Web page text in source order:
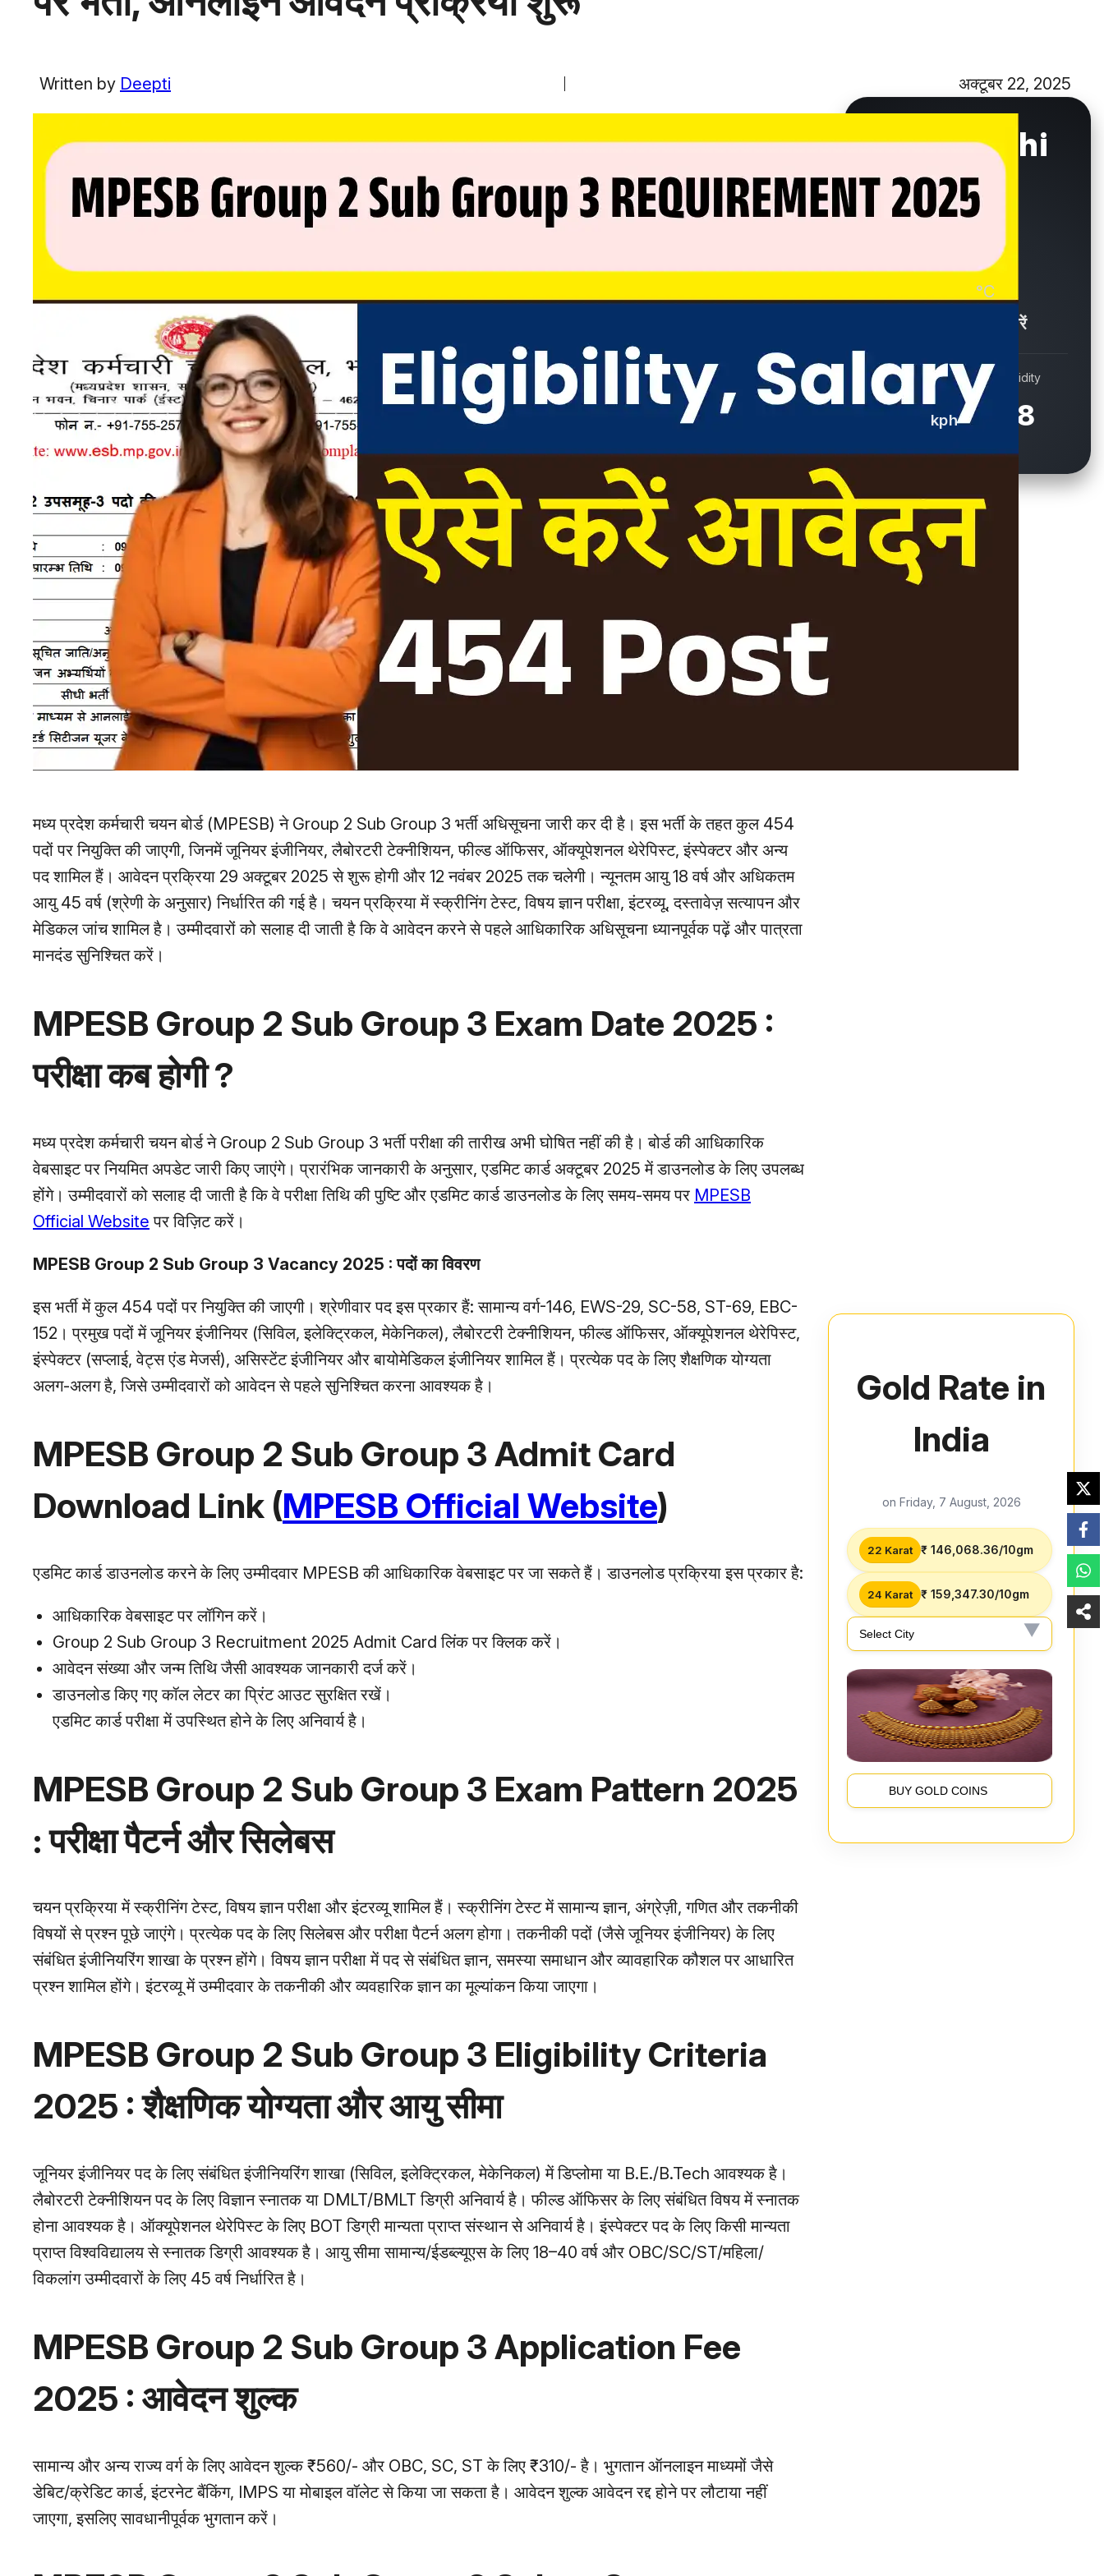
Written by Deepti अक्टूबर 22, 2025
मध्य प्रदेश कर्मचारी चयन बोर्ड (MPESB) ने Group 2 Sub Group 3 भर्ती अधिसूचना जारी कर दी है। इस भर्ती के तहत कुल 454
पदों पर नियुक्ति की जाएगी, जिनमें जूनियर इंजीनियर, लैबोरटरी टेक्नीशियन, फील्ड ऑफिसर, ऑक्यूपेशनल थेरेपिस्ट, इंस्पेक्टर और अन्य
पद शामिल हैं। आवेदन प्रक्रिया 29 अक्टूबर 2025 से शुरू होगी और 12 नवंबर 2025 तक चलेगी। न्यूनतम आयु 18 वर्ष और अधिकतम
आयु 45 वर्ष (श्रेणी के अनुसार) निर्धारित की गई है। चयन प्रक्रिया में स्क्रीनिंग टेस्ट, विषय ज्ञान परीक्षा, इंटरव्यू, दस्तावेज़ सत्यापन और
मेडिकल जांच शामिल है। उम्मीदवारों को सलाह दी जाती है कि वे आवेदन करने से पहले आधिकारिक अधिसूचना ध्यानपूर्वक पढ़ें और पात्रता
मानदंड सुनिश्चित करें।
MPESB Group 2 Sub Group 3 Exam Date 2025 :
परीक्षा कब होगी ?
मध्य प्रदेश कर्मचारी चयन बोर्ड ने Group 2 Sub Group 3 भर्ती परीक्षा की तारीख अभी घोषित नहीं की है। बोर्ड की आधिकारिक
वेबसाइट पर नियमित अपडेट जारी किए जाएंगे। प्रारंभिक जानकारी के अनुसार, एडमिट कार्ड अक्टूबर 2025 में डाउनलोड के लिए उपलब्ध
होंगे। उम्मीदवारों को सलाह दी जाती है कि वे परीक्षा तिथि की पुष्टि और एडमिट कार्ड डाउनलोड के लिए समय-समय पर MPESB
Official Website पर विज़िट करें।
MPESB Group 2 Sub Group 3 Vacancy 2025 : पदों का विवरण
इस भर्ती में कुल 454 पदों पर नियुक्ति की जाएगी। श्रेणीवार पद इस प्रकार हैं: सामान्य वर्ग-146, EWS-29, SC-58, ST-69, EBC-
152। प्रमुख पदों में जूनियर इंजीनियर (सिविल, इलेक्ट्रिकल, मेकेनिकल), लैबोरटरी टेक्नीशियन, फील्ड ऑफिसर, ऑक्यूपेशनल थेरेपिस्ट,
इंस्पेक्टर (सप्लाई, वेट्स एंड मेजर्स), असिस्टेंट इंजीनियर और बायोमेडिकल इंजीनियर शामिल हैं। प्रत्येक पद के लिए शैक्षणिक योग्यता
अलग-अलग है, जिसे उम्मीदवारों को आवेदन से पहले सुनिश्चित करना आवश्यक है।
MPESB Group 2 Sub Group 3 Admit Card
Download Link (MPESB Official Website)
एडमिट कार्ड डाउनलोड करने के लिए उम्मीदवार MPESB की आधिकारिक वेबसाइट पर जा सकते हैं। डाउनलोड प्रक्रिया इस प्रकार है:
आधिकारिक वेबसाइट पर लॉगिन करें।
Group 2 Sub Group 3 Recruitment 2025 Admit Card लिंक पर क्लिक करें।
आवेदन संख्या और जन्म तिथि जैसी आवश्यक जानकारी दर्ज करें।
डाउनलोड किए गए कॉल लेटर का प्रिंट आउट सुरक्षित रखें।
एडमिट कार्ड परीक्षा में उपस्थित होने के लिए अनिवार्य है।
MPESB Group 2 Sub Group 3 Exam Pattern 2025
: परीक्षा पैटर्न और सिलेबस
चयन प्रक्रिया में स्क्रीनिंग टेस्ट, विषय ज्ञान परीक्षा और इंटरव्यू शामिल हैं। स्क्रीनिंग टेस्ट में सामान्य ज्ञान, अंग्रेज़ी, गणित और तकनीकी
विषयों से प्रश्न पूछे जाएंगे। प्रत्येक पद के लिए सिलेबस और परीक्षा पैटर्न अलग होगा। तकनीकी पदों (जैसे जूनियर इंजीनियर) के लिए
संबंधित इंजीनियरिंग शाखा के प्रश्न होंगे। विषय ज्ञान परीक्षा में पद से संबंधित ज्ञान, समस्या समाधान और व्यावहारिक कौशल पर आधारित
प्रश्न शामिल होंगे। इंटरव्यू में उम्मीदवार के तकनीकी और व्यवहारिक ज्ञान का मूल्यांकन किया जाएगा।
MPESB Group 2 Sub Group 3 Eligibility Criteria
2025 : शैक्षणिक योग्यता और आयु सीमा
जूनियर इंजीनियर पद के लिए संबंधित इंजीनियरिंग शाखा (सिविल, इलेक्ट्रिकल, मेकेनिकल) में डिप्लोमा या B.E./B.Tech आवश्यक है।
लैबोरटरी टेक्नीशियन पद के लिए विज्ञान स्नातक या DMLT/BMLT डिग्री अनिवार्य है। फील्ड ऑफिसर के लिए संबंधित विषय में स्नातक
होना आवश्यक है। ऑक्यूपेशनल थेरेपिस्ट के लिए BOT डिग्री मान्यता प्राप्त संस्थान से अनिवार्य है। इंस्पेक्टर पद के लिए किसी मान्यता
प्राप्त विश्वविद्यालय से स्नातक डिग्री आवश्यक है। आयु सीमा सामान्य/ईडब्ल्यूएस के लिए 18–40 वर्ष और OBC/SC/ST/महिला/
विकलांग उम्मीदवारों के लिए 45 वर्ष निर्धारित है।
MPESB Group 2 Sub Group 3 Application Fee
2025 : आवेदन शुल्क
सामान्य और अन्य राज्य वर्ग के लिए आवेदन शुल्क ₹560/- और OBC, SC, ST के लिए ₹310/- है। भुगतान ऑनलाइन माध्यमों जैसे
डेबिट/क्रेडिट कार्ड, इंटरनेट बैंकिंग, IMPS या मोबाइल वॉलेट से किया जा सकता है। आवेदन शुल्क आवेदन रद्द होने पर लौटाया नहीं
जाएगा, इसलिए सावधानीपूर्वक भुगतान करें।
New Delhi
28.6°C
Showers / बौछारें
13.7kph
Humidity
78
Gold Rate in
India
on Friday, 7 August, 2026
22 Karat ₹ 146,068.36/10gm
24 Karat ₹ 159,347.30/10gm
BUY GOLD COINS